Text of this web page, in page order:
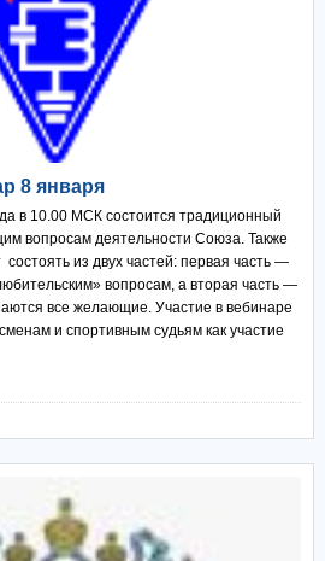
8 января
в 10.00 МСК состоится традиционный
вопросам деятельности Союза. Также
из двух частей: первая часть —
вопросам, а вторая часть —
все желающие. Участие в вебинаре
и спортивным судьям как участие